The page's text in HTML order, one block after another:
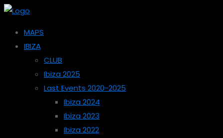
MAPS
IBIZA
CLUB
Ibiza 2025
Last Events 2020-2025
Ibiza 2024
Ibiza 2023
Ibiza 2022